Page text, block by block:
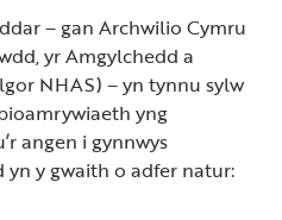
– gan Archwilio Cymru
yr Amgylchedd a
NHAS) – yn tynnu sylw
yng
angen i gynnwys
y gwaith o adfer natur: